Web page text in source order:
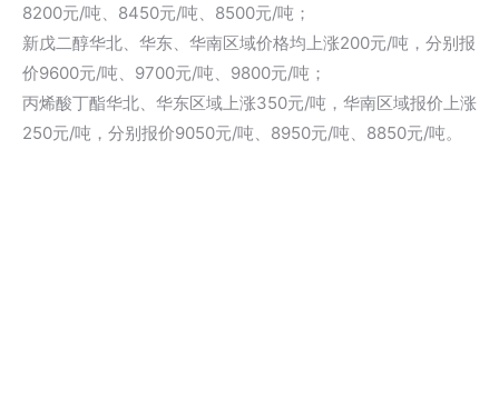
8200元/吨、8450元/吨、8500元/吨；
新戊二醇华北、华东、华南区域价格均上涨200元/吨，分别报
价9600元/吨、9700元/吨、9800元/吨；
丙烯酸丁酯华北、华东区域上涨350元/吨，华南区域报价上涨
250元/吨，分别报价9050元/吨、8950元/吨、8850元/吨。